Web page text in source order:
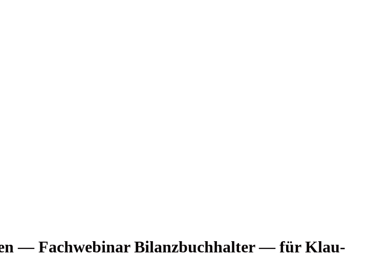
— Fach­web­i­nar Bilanz­buch­hal­ter — für Klau­